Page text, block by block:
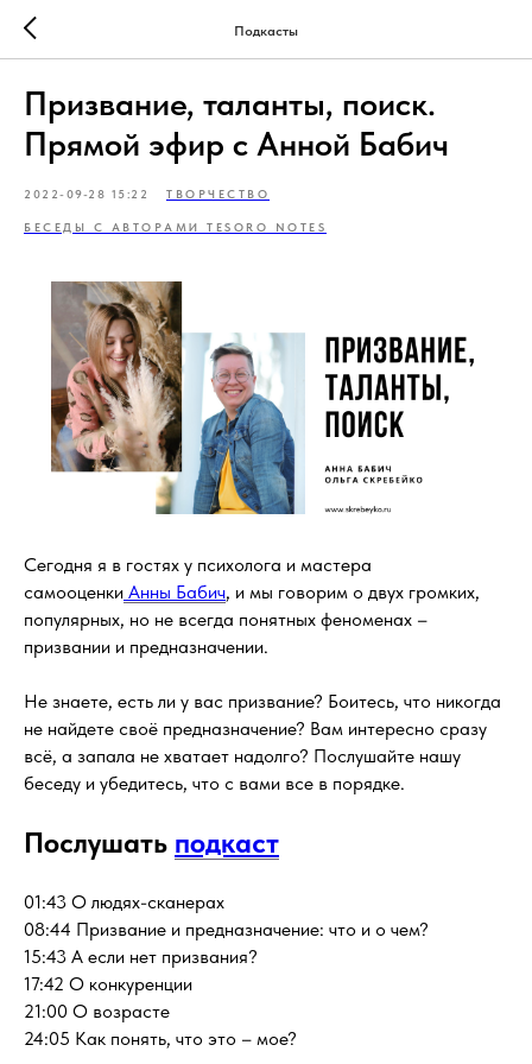
Подкасты
Призвание, таланты, поиск.
Прямой эфир с Анной Бабич
2022-09-28 15:22 ТВОРЧЕСТВО
БЕСЕДЫ С АВТОРАМИ TESORO NOTES
Сегодня я в гостях у психолога и мастера
самооценки Анны Бабич, и мы говорим о двух громких,
популярных, но не всегда понятных феноменах –
призвании и предназначении.
Не знаете, есть ли у вас призвание? Боитесь, что никогда
не найдете своё предназначение? Вам интересно сразу
всё, а запала не хватает надолго? Послушайте нашу
беседу и убедитесь, что с вами все в порядке.
Послушать подкаст
01:43 О людях-сканерах
08:44 Призвание и предназначение: что и о чем?
15:43 А если нет призвания?
17:42 О конкуренции
21:00 О возрасте
24:05 Как понять, что это – мое?